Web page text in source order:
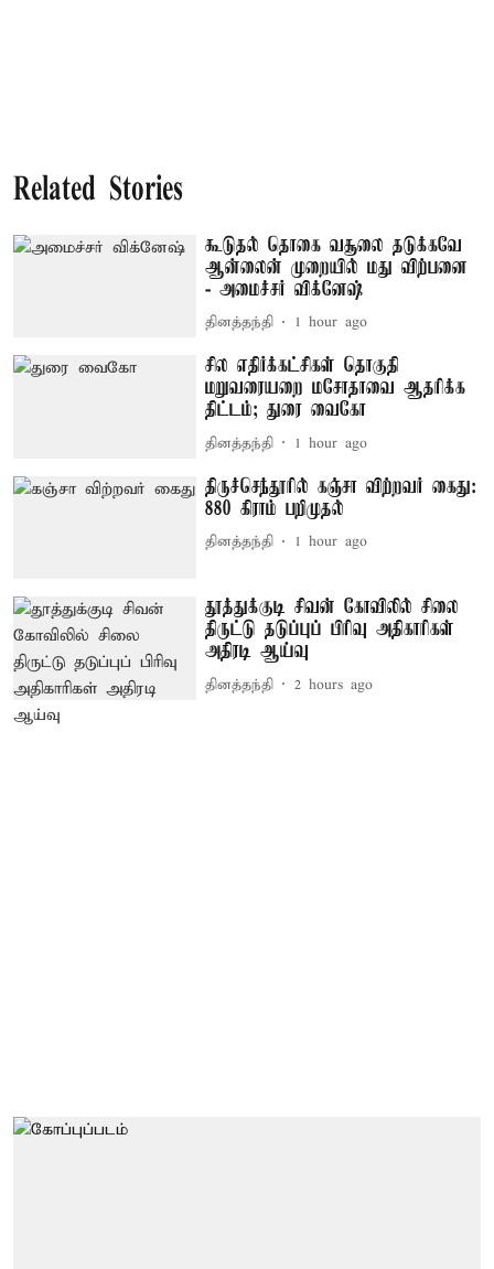
Related Stories
கூடுதல் தொகை வசூலை தடுக்கவே
ஆன்லைன் முறையில் மது விற்பனை
- அமைச்சர் விக்னேஷ்
தினத்தந்தி 1 hour ago
சில எதிர்க்கட்சிகள் தொகுதி
மறுவரையறை மசோதாவை ஆதரிக்க
திட்டம்; துரை வைகோ
தினத்தந்தி 1 hour ago
திருச்செந்தூரில் கஞ்சா விற்றவர் கைது:
880 கிராம் பறிமுதல்
தினத்தந்தி 1 hour ago
தூத்துக்குடி சிவன் கோவிலில் சிலை
திருட்டு தடுப்புப் பிரிவு அதிகாரிகள்
அதிரடி ஆய்வு
தினத்தந்தி 2 hours ago